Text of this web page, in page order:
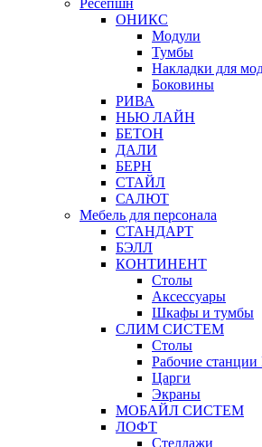
Ресепшн
ОНИКС
Модули
Тумбы
Накладки для
Боковины
РИВА
НЬЮ ЛАЙН
БЕТОН
ДАЛИ
БЕРН
СТАЙЛ
САЛЮТ
Мебель для персонала
СТАНДАРТ
БЭЛЛ
КОНТИНЕНТ
Столы
Аксессуары
Шкафы и тумбы
СЛИМ СИСТЕМ
Столы
Рабочие станции
Царги
Экраны
МОБАЙЛ СИСТЕМ
ЛОФТ
Стеллажи